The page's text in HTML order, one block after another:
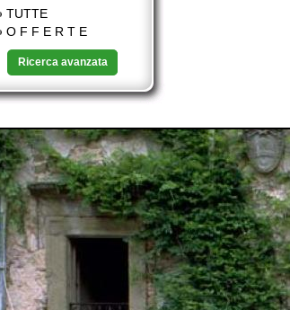
TUTTE
O F F E R T E
Ricerca avanzata